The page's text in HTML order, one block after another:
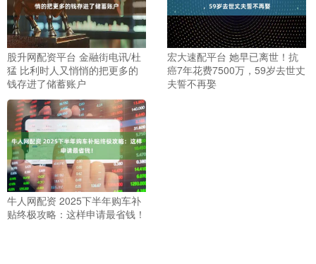
股升网配资平台 金融街电讯/杜
猛 比利时人又悄悄的把更多的
钱存进了储蓄账户
宏大速配平台 她早已离世！抗
癌7年花费7500万，59岁去世丈
夫誓不再娶
牛人网配资 2025下半年购车补
贴终极攻略：这样申请最省钱！